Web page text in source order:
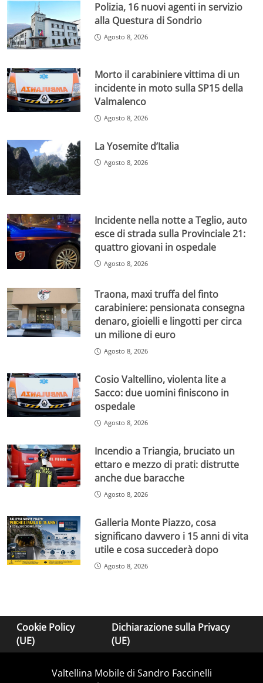
Polizia, 16 nuovi agenti in servizio
alla Questura di Sondrio
Agosto 8, 2026
Morto il carabiniere vittima di un
incidente in moto sulla SP15 della
Valmalenco
Agosto 8, 2026
La Yosemite d’Italia
Agosto 8, 2026
Incidente nella notte a Teglio, auto
esce di strada sulla Provinciale 21:
quattro giovani in ospedale
Agosto 8, 2026
Traona, maxi truffa del finto
carabiniere: pensionata consegna
denaro, gioielli e lingotti per circa
un milione di euro
Agosto 8, 2026
Cosio Valtellino, violenta lite a
Sacco: due uomini finiscono in
ospedale
Agosto 8, 2026
Incendio a Triangia, bruciato un
ettaro e mezzo di prati: distrutte
anche due baracche
Agosto 8, 2026
Galleria Monte Piazzo, cosa
significano davvero i 15 anni di vita
utile e cosa succederà dopo
Agosto 8, 2026
Cookie Policy
(UE)
Dichiarazione sulla Privacy
(UE)
Valtellina Mobile di Sandro Faccinelli